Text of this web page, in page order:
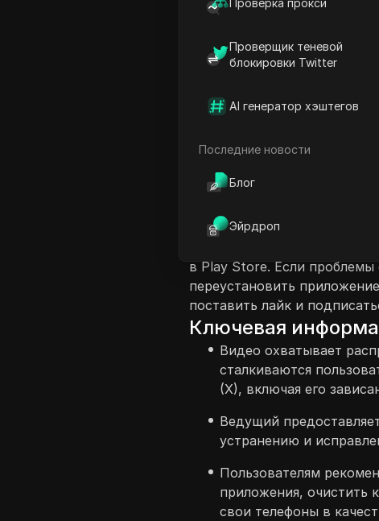
Проверка прокси
Проверщик теневой
блокировки Twitter
AI генератор хэштегов
Последние новости
Блог
Эйрдроп
В этом видео ведущий
сталкиваются
как X. Он предоставляет
и очистку кэша и данных.
в Play Store. Если проблемы
переустановить
поставить лайк и
Ключевая
Видео охватывает
сталкиваются
(X), включая его
Ведущий
устранению и
Пользователям
приложения, очистить
свои телефоны в